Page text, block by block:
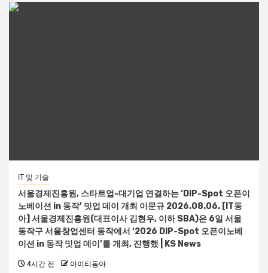
IT 및 기술
서울경제진흥원, 스타트업-대기업 연결하는 ‘DIP-Spot 오픈이
노베이션 in 동작’ 밋업 데이 개최 이문규 2026.08.06. [IT동
아] 서울경제진흥원(대표이사 김현우, 이하 SBA)은 6일 서울
동작구 서울창업센터 동작에서 ‘2026 DIP-Spot 오픈이노베
이션 in 동작 밋업 데이’를 개최, 진행했 | KS News
4시간 전 아이티동아